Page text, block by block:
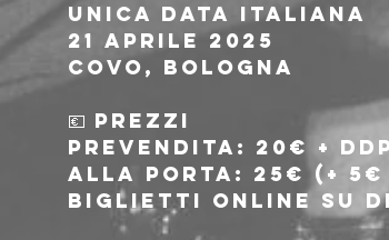
Unica data italiana
21 Aprile 2025
Covo, Bologna
💶 PREZZI
prevendita: 20€ +
alla porta: 25€ (+
Biglietti online su